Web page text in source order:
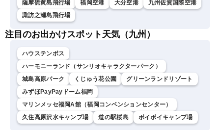
薩摩硫黄島飛行場
福岡空港 大分空港
九州佐賀国際空港
諏訪之瀬島飛行場
注目のお出かけスポット天気（九州）
ハウステンボス
ハーモニーランド（サンリオキャラクターパーク）
城島高原パーク
くじゅう花公園
グリーンランドリゾート
みずほPayPayドーム福岡
マリンメッセ福岡A館（福岡コンベンションセンター）
久住高原沢水キャンプ場
道の駅桜島 ボイボイキャンプ場